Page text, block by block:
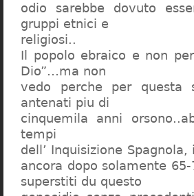
odio sarebbe dovuto
gruppi etnici e
religiosi..
Il popolo ebraico e non
Dio”…ma non
vedo perche per
antenati piu di
cinquemila anni
tempi
dell’ Inquisizione
ancora dopo solamente
superstiti du questo